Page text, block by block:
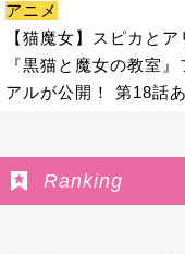
アニメ
【猫魔女】スピカと
『黒猫と魔女の教室
アルが公開！ 第18話
Ranking